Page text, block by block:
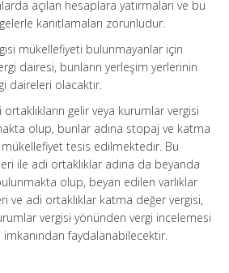
açılan hesaplara yatırmaları ve bu
kanıtlamaları zorunludur.
mükellefiyeti bulunmayanlar için
dairesi, bunların yerleşim yerlerinin
daireleri olacaktır.
gelir veya kurumlar vergisi
olup, bunlar adına stopaj ve katma
tesis edilmektedir. Bu
ile adi ortaklıklar adına da beyanda
olup, beyan edilen varlıklar
ve adi ortaklıklar katma değer vergisi,
vergisi yönünden vergi incelemesi
imkanından faydalanabilecektir.